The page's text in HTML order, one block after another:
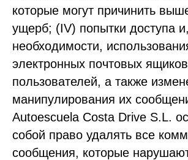
которые могут причинить
ущерб; (IV) попытки доступа
необходимости,
электронных почтовых
пользователей, а также
манипулирования их
Autoescuela Costa Drive S.L.
собой право удалять все
сообщения, которые